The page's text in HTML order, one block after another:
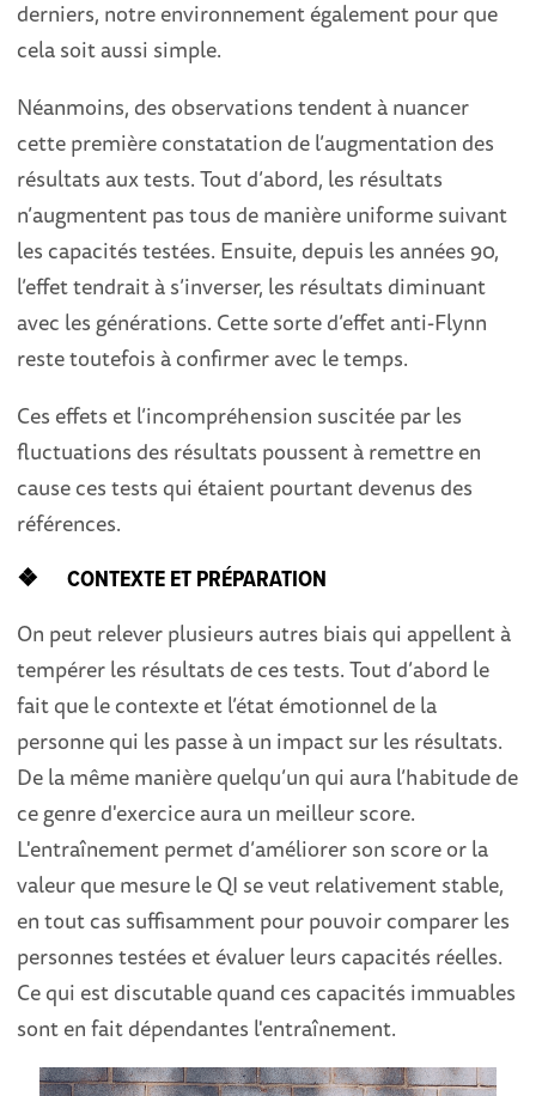
derniers, notre environnement également pour que
cela soit aussi simple.
Néanmoins, des observations tendent à nuancer
cette première constatation de l’augmentation des
résultats aux tests. Tout d’abord, les résultats
n’augmentent pas tous de manière uniforme suivant
les capacités testées. Ensuite, depuis les années 90,
l’effet tendrait à s’inverser, les résultats diminuant
avec les générations. Cette sorte d’effet anti-Flynn
reste toutefois à confirmer avec le temps.
Ces effets et l’incompréhension suscitée par les
fluctuations des résultats poussent à remettre en
cause ces tests qui étaient pourtant devenus des
références.
❖ CONTEXTE ET PRÉPARATION
On peut relever plusieurs autres biais qui appellent à
tempérer les résultats de ces tests. Tout d’abord le
fait que le contexte et l’état émotionnel de la
personne qui les passe à un impact sur les résultats.
De la même manière quelqu’un qui aura l’habitude de
ce genre d'exercice aura un meilleur score.
L'entraînement permet d’améliorer son score or la
valeur que mesure le QI se veut relativement stable,
en tout cas suffisamment pour pouvoir comparer les
personnes testées et évaluer leurs capacités réelles.
Ce qui est discutable quand ces capacités immuables
sont en fait dépendantes l'entraînement.